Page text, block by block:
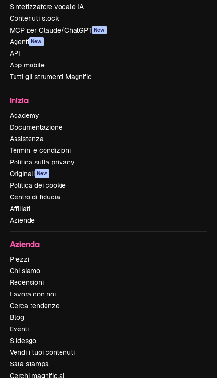
Sintetizzatore vocale IA
Contenuti stock
MCP per Claude/ChatGPT New
Agenti New
API
App mobile
Tutti gli strumenti Magnific
Inizia
Academy
Documentazione
Assistenza
Termini e condizioni
Politica sulla privacy
Originali New
Politica dei cookie
Centro di fiducia
Affiliati
Aziende
Azienda
Prezzi
Chi siamo
Recensioni
Lavora con noi
Cerca tendenze
Blog
Eventi
Slidesgo
Vendi i tuoi contenuti
Sala stampa
Cerchi magnific.ai